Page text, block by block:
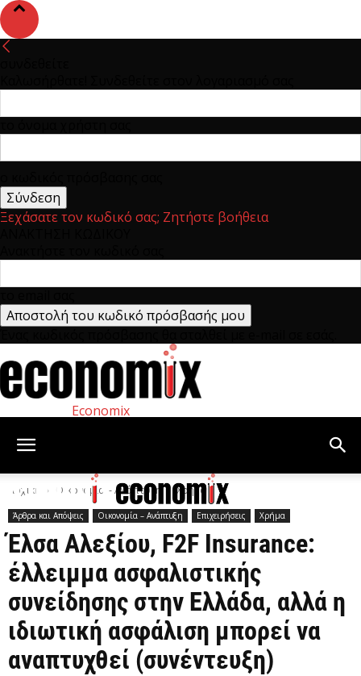
Ξεχάσατε τον κωδικό σας; Ζητήστε βοήθεια
Economix
Αρχική Οικονομία – Ανάπτυξη Χρήμα
Άρθρα και Απόψεις Οικονομία – Ανάπτυξη Επιχειρήσεις Χρήμα
Έλσα Αλεξίου, F2F Insurance:
έλλειμμα ασφαλιστικής
συνείδησης στην Ελλάδα, αλλά η
ιδιωτική ασφάλιση μπορεί να
αναπτυχθεί (συνέντευξη)